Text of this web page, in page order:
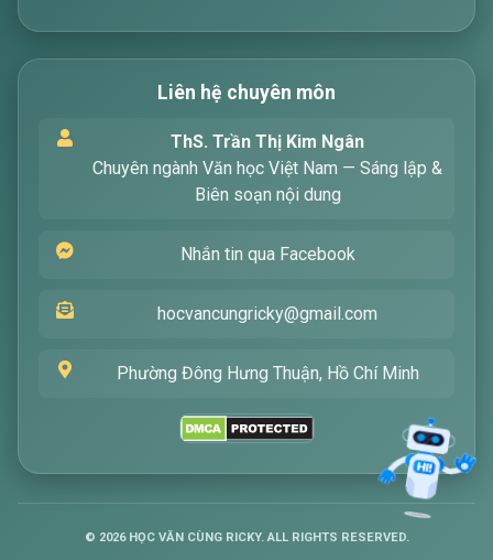
tìm kiếm các bài viết về văn học. Hãy nhập từ
khóa mà bạn quan tâm, tôi sẽ giúp bạn ngay
Liên hệ chuyên môn
ThS. Trần Thị Kim Ngân
Chuyên ngành Văn học Việt Nam — Sáng lập &
Biên soạn nội dung
Nhắn tin qua Facebook
hocvancungricky@gmail.com
Phường Đông Hưng Thuận, Hồ Chí Minh
© 2026HỌC VĂN CÙNG RICKY. ALL RIGHTS RESERVED.